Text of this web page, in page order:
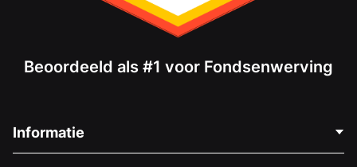
Beoordeeld als #1 voor Fondsenwerving
Informatie